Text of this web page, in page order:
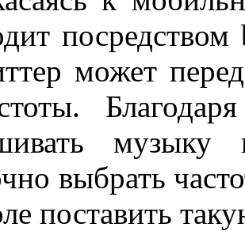
может
музыку
выбрать
поставить